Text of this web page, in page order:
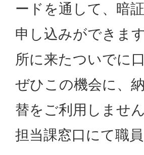
ードを通して、暗
申し込みができま
所に来たついでに
ぜひこの機会に、
替をご利用しませ
担当課窓口にて職